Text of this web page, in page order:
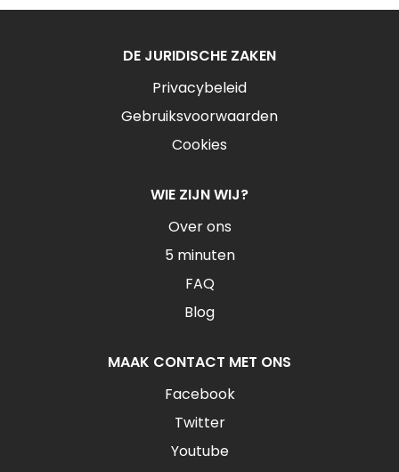
DE JURIDISCHE ZAKEN
Privacybeleid
Gebruiksvoorwaarden
Cookies
WIE ZIJN WIJ?
Over ons
5 minuten
FAQ
Blog
MAAK CONTACT MET ONS
Facebook
Twitter
Youtube